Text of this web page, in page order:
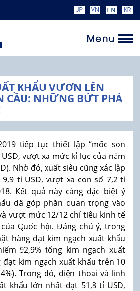
KHẨU VƯƠN LÊN
CẦU: NHỮNG BỨT PHÁ
tiếp tục thiết lập “mốc son
vượt xa mức kỉ lục của năm
Nhờ đó, xuất siêu cũng xác lập
tỉ USD, vượt xa con số 7,2 tỉ
Kết quả này càng đặc biệt ý
đã góp phần quan trọng vào
vượt mức 12/12 chỉ tiêu kinh tế
Quốc hội. Đáng chú ý, trong
hàng đạt kim ngạch xuất khẩu
92,9% tổng kim ngạch xuất
đạt kim ngạch xuất khẩu trên 10
Trong đó, điện thoại và linh
khẩu lớn nhất đạt 51,8 tỉ USD,